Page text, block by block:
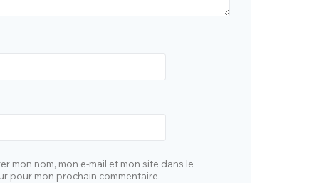
mon nom, mon e-mail et mon site dans le
pour mon prochain commentaire.